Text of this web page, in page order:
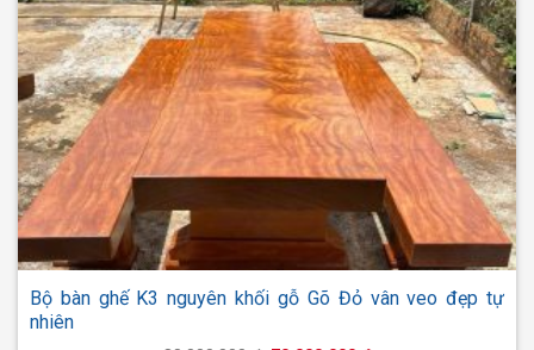
Bộ bàn ghế K3 nguyên khối gỗ Gõ Đỏ vân veo đẹp tự
nhiên